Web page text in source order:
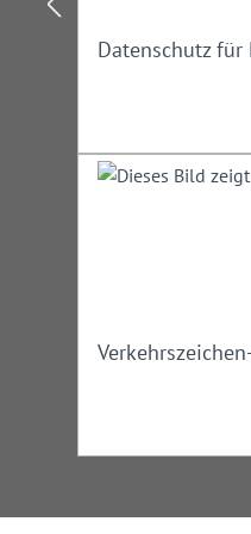
Diplom-Verwaltungswirt
Irrtümer/Änderungen
Datenschutz für